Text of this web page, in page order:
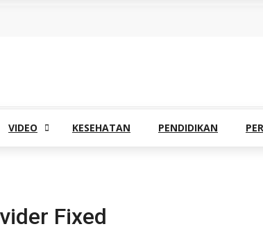
VIDEO KESEHATAN PENDIDIKAN
Fixed